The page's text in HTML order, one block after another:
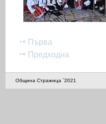
Първа
Предходна
Община Стражица `2021